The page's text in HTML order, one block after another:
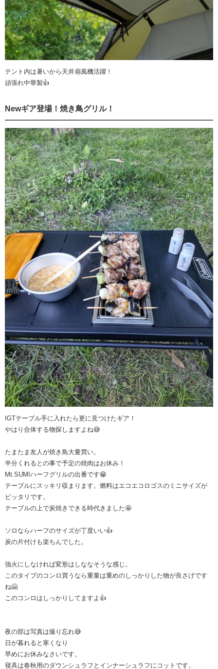
テント内は暑いから天井扇風機活躍！
頑張れ中華製👍
Newギア登場！焼き鳥グリル！
IGTテーブル手に入れたら更に見つけたギア！
やはり合体する物探しますよね😅
たまたま友人が焼き鳥大量買い。
半分くれるとの事で予定の焼肉はお休み！
Mt.SUMIハーフグリルの出番です😁
テーブルにスッキリ収まります。燃料はエコエコロゴスのミニサイズが
ピッタリです。
テーブルの上で炭焼きできる時代きました🤩
ソロならハーフのサイズが丁度いい👍
炭の片付けも楽ちんでした。
強火にしなければ変形はしななそうな感じ。
このタイプのコンロ買うなら重量は重めのしっかりした物が良さげです
ね🤗
このコンロはしっかりしてますよ👍
夜の部は写真は撮り忘れ😅
日が暮れると寒くなり
早めにお休みなさいです。
寝具は春秋用のダウンシュラフとインナーシュラフにコットです。